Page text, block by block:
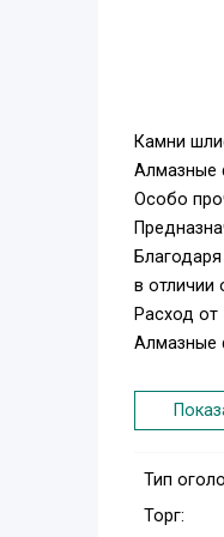
Камни
Алмазные
Особо
в отличии
Расход
Алмазные
Ремонт
Наш
же
Тип
Торг: